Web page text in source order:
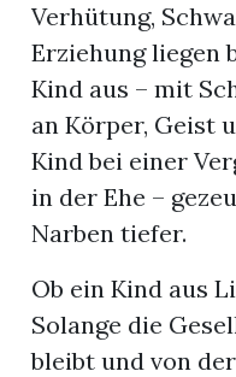
Verhütung,
Erziehung liegen
Kind aus – mit
an Körper, Geist
Kind bei einer
in der Ehe –
Narben tiefer.
Ob ein Kind aus
Solange die
bleibt und von